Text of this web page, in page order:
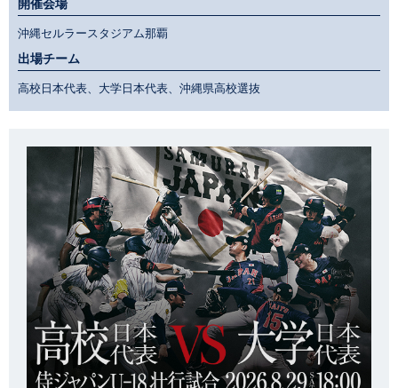
開催会場
沖縄セルラースタジアム那覇
出場チーム
高校日本代表、大学日本代表、沖縄県高校選抜